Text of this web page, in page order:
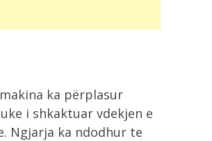
ka përplasur
i shkaktuar vdekjen e
Ngjarja ka ndodhur te